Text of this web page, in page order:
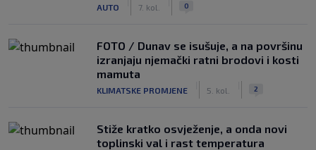
AUTO 7. kol. 0
FOTO / Dunav se isušuje, a na površinu
izranjaju njemački ratni brodovi i kosti
mamuta
KLIMATSKE PROMJENE 5. kol. 2
Stiže kratko osvježenje, a onda novi
toplinski val i rast temperatura